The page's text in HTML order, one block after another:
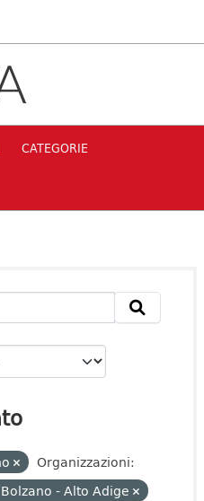
CATEGORIE
Organizzazioni:
- Alto Adige